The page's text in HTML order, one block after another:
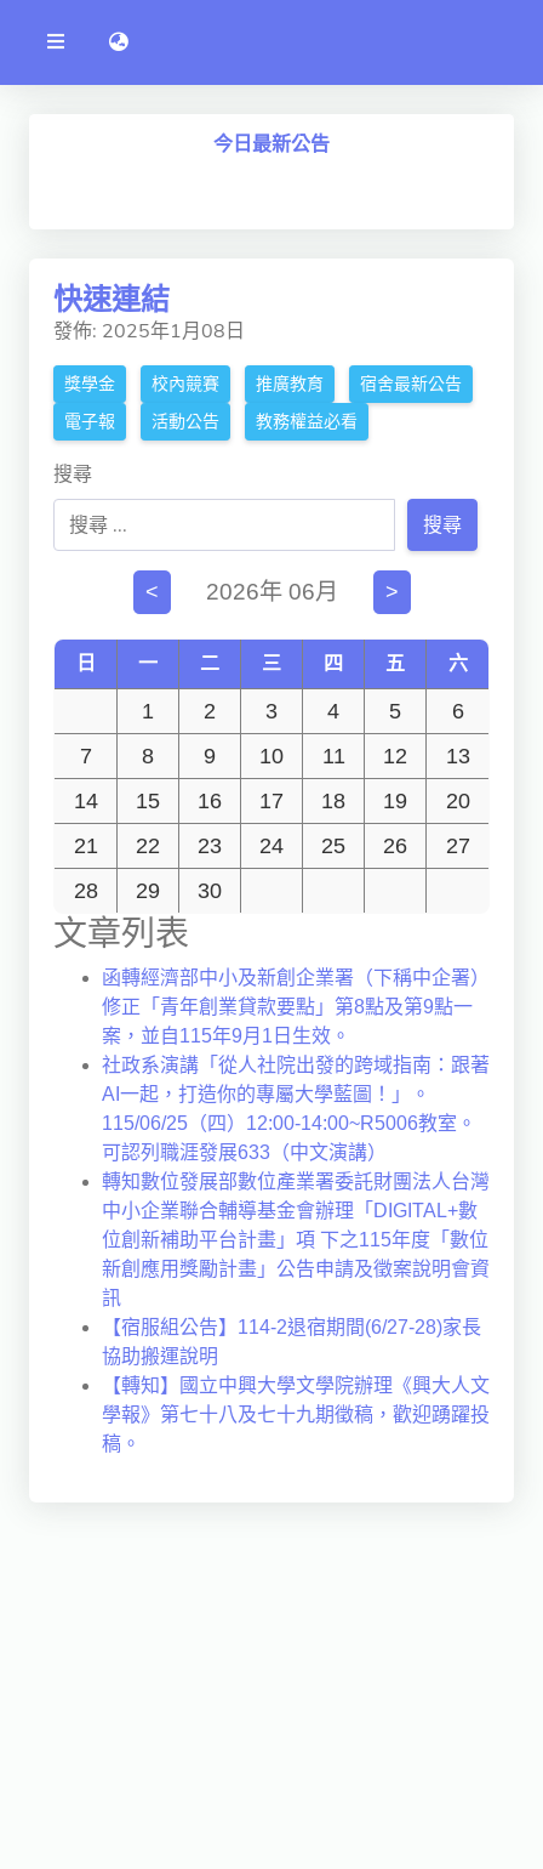
公
告
系
人文社社會學院
電機通訊學院
醫護學院
研究中心
通識教學部
獨立學術單位
語言切換 language switch
今日最新公告
快速連結
發佈: 2025年1月08日
獎學金 校內競賽 推廣教育
宿舍最新公告
電子報
活動公告 教務權益必看
搜尋
搜尋
< 2026年 06月 >
日 一 二 三 四 五 六
1 2 3 4 5
6
7
8 9 10 11 12
13
14
15 16 17 18 19
20
21
22 23 24 25 26
27
28
29 30
文章列表
函轉經濟部中小及新創企業署（下稱中企署）
修正「青年創業貸款要點」第8點及第9點一
案，並自115年9月1日生效。
社政系演講「從人社院出發的跨域指南：跟著
AI一起，打造你的專屬大學藍圖！」。
115/06/25（四）12:00-14:00~R5006教室。
可認列職涯發展633（中文演講）
轉知數位發展部數位產業署委託財團法人台灣
中小企業聯合輔導基金會辦理「DIGITAL+數
位創新補助平台計畫」項 下之115年度「數位
新創應用獎勵計畫」公告申請及徵案說明會資
訊
【宿服組公告】114-2退宿期間(6/27-28)家長
協助搬運說明
【轉知】國立中興大學文學院辦理《興大人文
學報》第七十八及七十九期徵稿，歡迎踴躍投
稿。